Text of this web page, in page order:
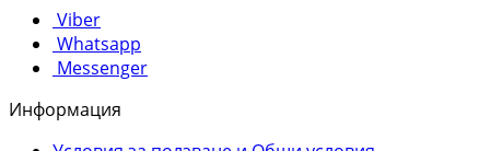
Viber
Whatsapp
Messenger
Информация